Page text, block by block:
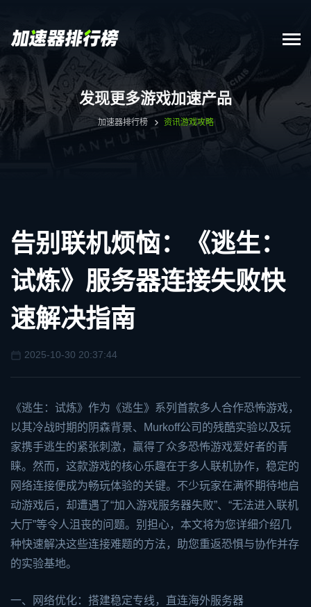
发现更多游戏加速产品
加速器排行榜 资讯游戏攻略
告别联机烦恼：《逃生：
试炼》服务器连接失败快
速解决指南
2025-10-30 20:37:44
《逃生：试炼》作为《逃生》系列首款多人合作恐怖游戏，
以其冷战时期的阴森背景、Murkoff公司的残酷实验以及玩
家携手逃生的紧张刺激，赢得了众多恐怖游戏爱好者的青
睐。然而，这款游戏的核心乐趣在于多人联机协作，稳定的
网络连接便成为畅玩体验的关键。不少玩家在满怀期待地启
动游戏后，却遭遇了“加入游戏服务器失败”、“无法进入联机
大厅”等令人沮丧的问题。别担心，本文将为您详细介绍几
种快速解决这些连接难题的方法，助您重返恐惧与协作并存
的实验基地。
一、网络优化：搭建稳定专线，直连海外服务器